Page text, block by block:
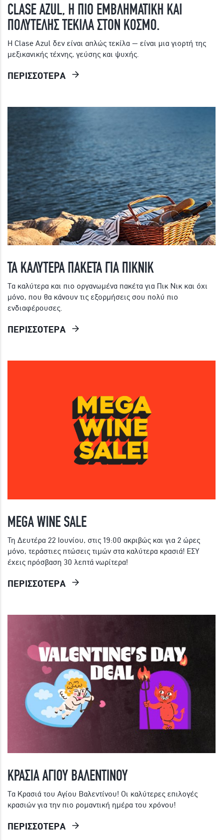
CLASE AZUL, Η ΠΙΟ ΕΜΒΛΗΜΑΤΙΚΗ ΚΑΙ
ΠΟΛΥΤΕΛΗΣ ΤΕΚΙΛΑ ΣΤΟΝ ΚΟΣΜΟ.
Η Clase Azul δεν είναι απλώς τεκίλα — είναι μια γιορτή της
μεξικανικής τέχνης, γεύσης και ψυχής.
ΠΕΡΙΣΣΟΤΕΡΑ
ΤΑ ΚΑΛΥΤΕΡΑ ΠΑΚΕΤΑ ΓΙΑ ΠΙΚΝΙΚ
Τα καλύτερα και πιο οργανωμένα πακέτα για Πικ Νικ και όχι
μόνο, που θα κάνουν τις εξορμήσεις σου πολύ πιο
ενδιαφέρουσες.
ΠΕΡΙΣΣΟΤΕΡΑ
MEGA WINE SALE
Τη Δευτέρα 22 Ιουνίου, στις 19:00 ακριβώς και για 2 ώρες
μόνο, τεράστιες πτώσεις τιμών στα καλύτερα κρασιά! ΕΣΥ
έχεις πρόσβαση 30 λεπτά νωρίτερα!
ΠΕΡΙΣΣΟΤΕΡΑ
ΚΡΑΣΙΑ ΑΓΙΟΥ ΒΑΛΕΝΤΙΝΟΥ
Τα Κρασιά του Αγίου Βαλεντίνου! Οι καλύτερες επιλογές
κρασιών για την πιο ρομαντική ημέρα του χρόνου!
ΠΕΡΙΣΣΟΤΕΡΑ